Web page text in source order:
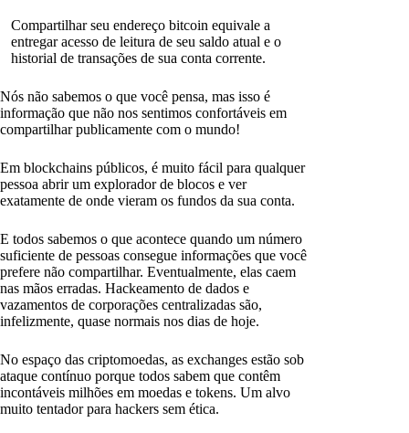
Compartilhar seu endereço bitcoin equivale a
entregar acesso de leitura de seu saldo atual e o
historial de transações de sua conta corrente.
Nós não sabemos o que você pensa, mas isso é
informação que não nos sentimos confortáveis em
compartilhar publicamente com o mundo!
Em blockchains públicos, é muito fácil para qualquer
pessoa abrir um explorador de blocos e ver
exatamente de onde vieram os fundos da sua conta.
E todos sabemos o que acontece quando um número
suficiente de pessoas consegue informações que você
prefere não compartilhar. Eventualmente, elas caem
nas mãos erradas. Hackeamento de dados e
vazamentos de corporações centralizadas são,
infelizmente, quase normais nos dias de hoje.
No espaço das criptomoedas, as exchanges estão sob
ataque contínuo porque todos sabem que contêm
incontáveis milhões em moedas e tokens. Um alvo
muito tentador para hackers sem ética.